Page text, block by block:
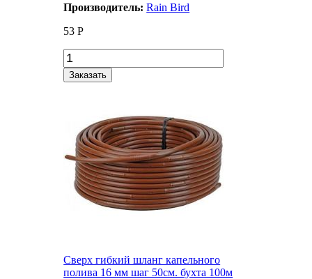
Производитель:Rain Bird
53 Р
Заказать
Сверх гибкий шланг капельного
полива 16 мм шаг 50см. бухта 100м